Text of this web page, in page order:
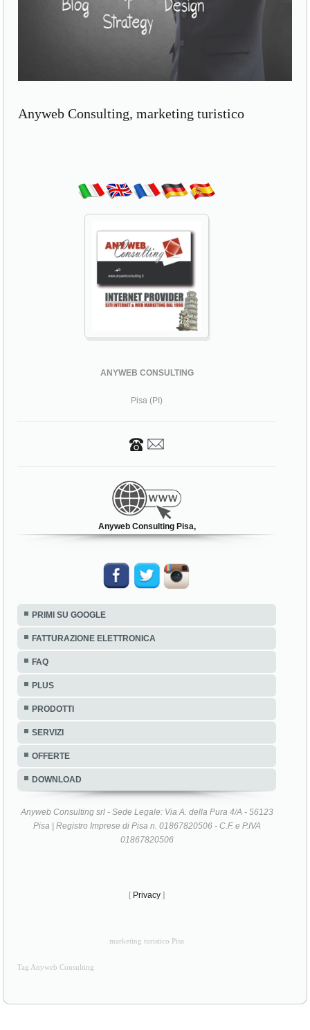
Anyweb Consulting, marketing turistico
ANYWEB CONSULTING
Pisa (PI)
Anyweb Consulting Pisa,
PRIMI SU GOOGLE
FATTURAZIONE ELETTRONICA
FAQ
PLUS
PRODOTTI
SERVIZI
OFFERTE
DOWNLOAD
Anyweb Consulting srl - Sede Legale: Via A. della Pura 4/A - 56123
Pisa | Registro Imprese di Pisa n. 01867820506 - C.F. e P.IVA
01867820506
[ Privacy ]
marketing turistico Pisa
Tag Anyweb Consulting